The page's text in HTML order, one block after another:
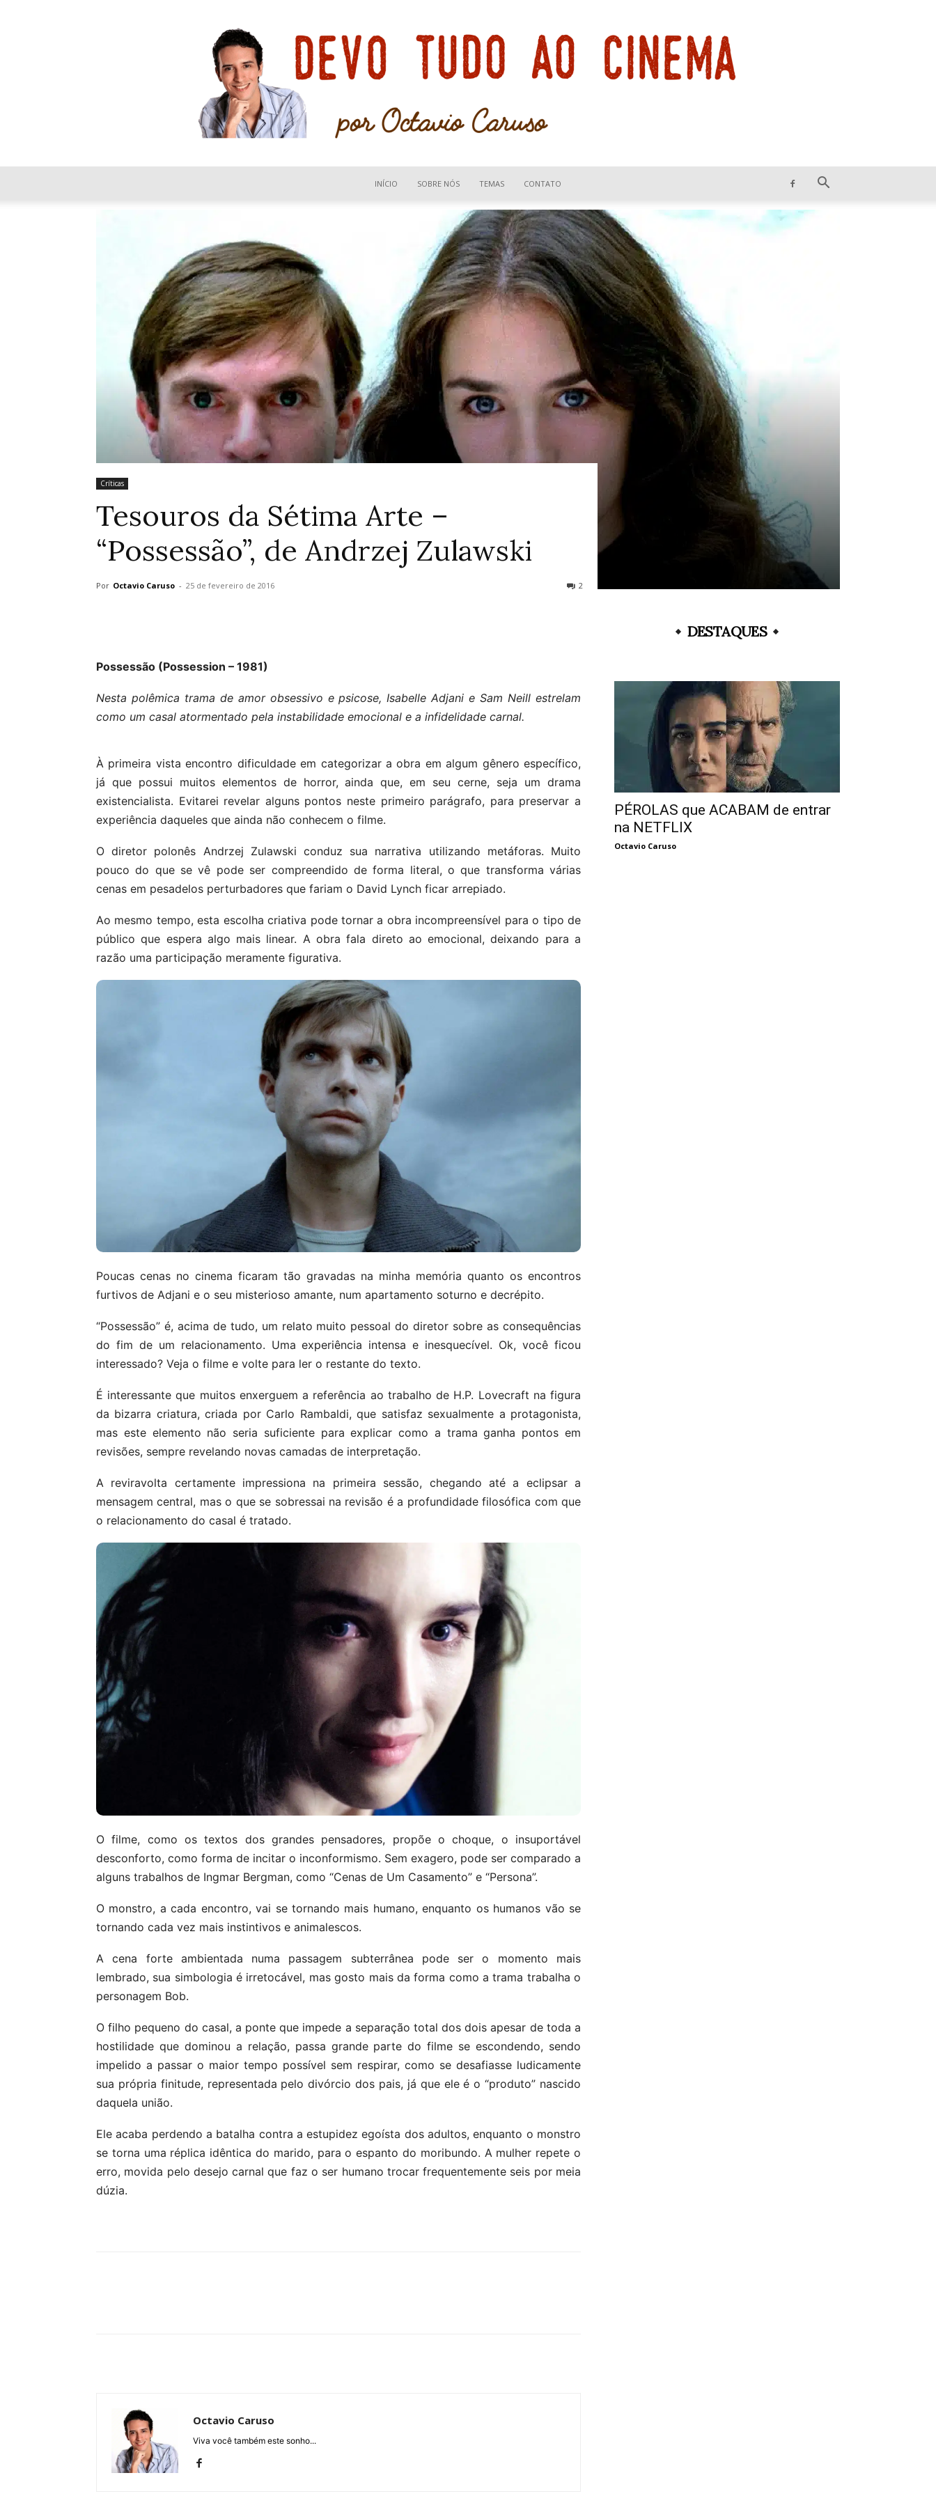
Devo
tudo
ao
INÍCIO SOBRE NÓS TEMAS CONTATO
Críticas
Tesouros da Sétima Arte –
“Possessão”, de Andrzej Zulawski
Por Octavio Caruso - 25 de fevereiro de 2016 2
Possessão (Possession – 1981)
Nesta polêmica trama de amor obsessivo e psicose, Isabelle Adjani e Sam Neill estrelam
como um casal atormentado pela instabilidade emocional e a infidelidade carnal.
À primeira vista encontro dificuldade em categorizar a obra em algum gênero específico,
já que possui muitos elementos de horror, ainda que, em seu cerne, seja um drama
existencialista. Evitarei revelar alguns pontos neste primeiro parágrafo, para preservar a
experiência daqueles que ainda não conhecem o filme.
O diretor polonês Andrzej Zulawski conduz sua narrativa utilizando metáforas. Muito
pouco do que se vê pode ser compreendido de forma literal, o que transforma várias
cenas em pesadelos perturbadores que fariam o David Lynch ficar arrepiado.
Ao mesmo tempo, esta escolha criativa pode tornar a obra incompreensível para o tipo de
público que espera algo mais linear. A obra fala direto ao emocional, deixando para a
razão uma participação meramente figurativa.
Poucas cenas no cinema ficaram tão gravadas na minha memória quanto os encontros
furtivos de Adjani e o seu misterioso amante, num apartamento soturno e decrépito.
“Possessão” é, acima de tudo, um relato muito pessoal do diretor sobre as consequências
do fim de um relacionamento. Uma experiência intensa e inesquecível. Ok, você ficou
interessado? Veja o filme e volte para ler o restante do texto.
É interessante que muitos enxerguem a referência ao trabalho de H.P. Lovecraft na figura
da bizarra criatura, criada por Carlo Rambaldi, que satisfaz sexualmente a protagonista,
mas este elemento não seria suficiente para explicar como a trama ganha pontos em
revisões, sempre revelando novas camadas de interpretação.
A reviravolta certamente impressiona na primeira sessão, chegando até a eclipsar a
mensagem central, mas o que se sobressai na revisão é a profundidade filosófica com que
o relacionamento do casal é tratado.
O filme, como os textos dos grandes pensadores, propõe o choque, o insuportável
desconforto, como forma de incitar o inconformismo. Sem exagero, pode ser comparado a
alguns trabalhos de Ingmar Bergman, como “Cenas de Um Casamento” e “Persona”.
O monstro, a cada encontro, vai se tornando mais humano, enquanto os humanos vão se
tornando cada vez mais instintivos e animalescos.
A cena forte ambientada numa passagem subterrânea pode ser o momento mais
lembrado, sua simbologia é irretocável, mas gosto mais da forma como a trama trabalha o
personagem Bob.
O filho pequeno do casal, a ponte que impede a separação total dos dois apesar de toda a
hostilidade que dominou a relação, passa grande parte do filme se escondendo, sendo
impelido a passar o maior tempo possível sem respirar, como se desafiasse ludicamente
sua própria finitude, representada pelo divórcio dos pais, já que ele é o “produto” nascido
daquela união.
Ele acaba perdendo a batalha contra a estupidez egoísta dos adultos, enquanto o monstro
se torna uma réplica idêntica do marido, para o espanto do moribundo. A mulher repete o
erro, movida pelo desejo carnal que faz o ser humano trocar frequentemente seis por meia
dúzia.
Octavio Caruso
Viva você também este sonho...
DESTAQUES
PÉROLAS que ACABAM de entrar
na NETFLIX
Octavio Caruso